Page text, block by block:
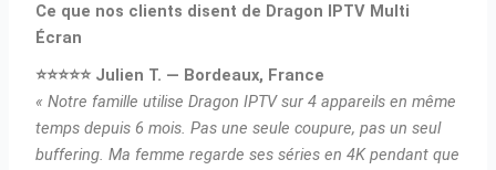
Ce que nos clients disent de Dragon IPTV Multi
Écran
⭐⭐⭐⭐⭐ Julien T. — Bordeaux, France
« Notre famille utilise Dragon IPTV sur 4 appareils en même
temps depuis 6 mois. Pas une seule coupure, pas un seul
buffering. Ma femme regarde ses séries en 4K pendant que